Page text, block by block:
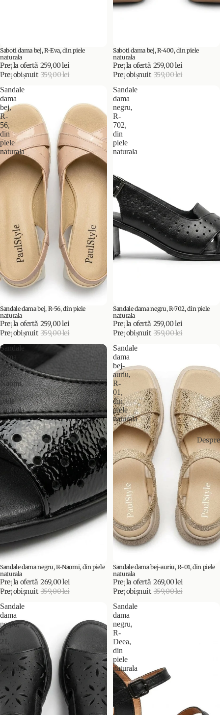
PROMOȚIE
Saboti dama bej, R-Eva, din piele
naturala
Preț la ofertă 259,00 lei
Preț obișnuit 359,00 lei
PROMOȚIE
Saboti dama bej, R-400, din piele
naturala
Preț la ofertă 259,00 lei
Preț obișnuit 359,00 lei
Sandale
dama
bej,
R-
56,
din
piele
naturala
PROMOȚIE
Sandale dama bej, R-56, din piele
naturala
Preț la ofertă 259,00 lei
Preț obișnuit 359,00 lei
Sandale
dama
negru,
R-
702,
din
piele
naturala
PROMOȚIE
Sandale dama negru, R-702, din piele
naturala
Preț la ofertă 259,00 lei
Preț obișnuit 359,00 lei
Sandale
dama
negru,
R-
Naomi,
din
piele
naturala
PROMOȚIE
Sandale dama negru, R-Naomi, din piele
naturala
Preț la ofertă 269,00 lei
Preț obișnuit 359,00 lei
Sandale
dama
bej-
auriu,
R-
01,
din
piele
naturala
PROMOȚIE
Sandale dama bej-auriu, R-01, din piele
naturala
Preț la ofertă 269,00 lei
Preț obișnuit 359,00 lei
Sandale
dama
negru,
R-
21,
din
piele
naturala
Sandale
dama
negru,
R-
Deea,
din
piele
naturala